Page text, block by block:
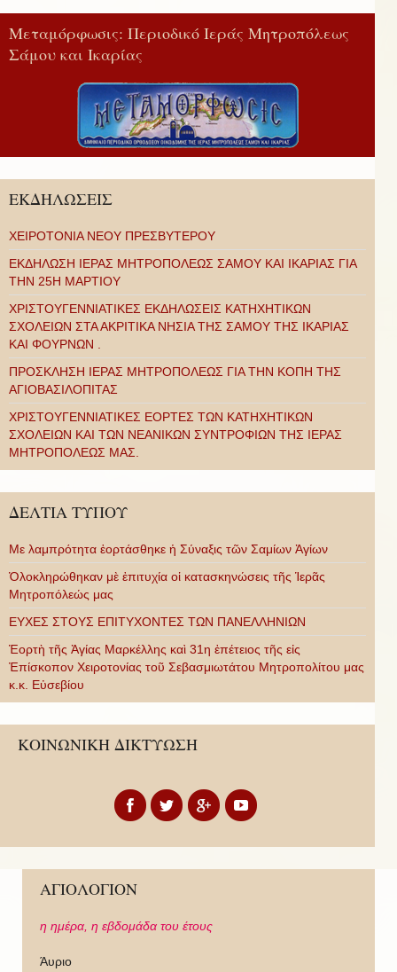
Μεταμόρφωσις: Περιοδικό Ιεράς Μητροπόλεως
Σάμου και Ικαρίας
ΕΚΔΗΛΩΣΕΙΣ
ΧΕΙΡΟΤΟΝΙΑ ΝΕΟΥ ΠΡΕΣΒΥΤΕΡΟΥ
ΕΚΔΗΛΩΣΗ ΙΕΡΑΣ ΜΗΤΡΟΠΟΛΕΩΣ ΣΑΜΟΥ ΚΑΙ ΙΚΑΡΙΑΣ ΓΙΑ
ΤΗΝ 25Η ΜΑΡΤΙΟΥ
ΧΡΙΣΤΟΥΓΕΝΝΙΑΤΙΚΕΣ ΕΚΔΗΛΩΣΕΙΣ ΚΑΤΗΧΗΤΙΚΩΝ
ΣΧΟΛΕΙΩΝ ΣΤΑ ΑΚΡΙΤΙΚΑ ΝΗΣΙΑ ΤΗΣ ΣΑΜΟΥ ΤΗΣ ΙΚΑΡΙΑΣ
ΚΑΙ ΦΟΥΡΝΩΝ .
ΠΡΟΣΚΛΗΣΗ ΙΕΡΑΣ ΜΗΤΡΟΠΟΛΕΩΣ ΓΙΑ ΤΗΝ ΚΟΠΗ ΤΗΣ
ΑΓΙΟΒΑΣΙΛΟΠΙΤΑΣ
ΧΡΙΣΤΟΥΓΕΝΝΙΑΤΙΚΕΣ ΕΟΡΤΕΣ ΤΩΝ ΚΑΤΗΧΗΤΙΚΩΝ
ΣΧΟΛΕΙΩΝ ΚΑΙ ΤΩΝ ΝΕΑΝΙΚΩΝ ΣΥΝΤΡΟΦΙΩΝ ΤΗΣ ΙΕΡΑΣ
ΜΗΤΡΟΠΟΛΕΩΣ ΜΑΣ.
ΔΕΛΤΙΑ ΤΥΠΟΥ
Με λαμπρότητα ἑορτάσθηκε ἡ Σύναξις τῶν Σαμίων Ἁγίων
Ὁλοκληρώθηκαν μὲ ἐπιτυχία οἱ κατασκηνώσεις τῆς Ἱερᾶς
Μητροπόλεώς μας
ΕΥΧΕΣ ΣΤΟΥΣ ΕΠΙΤΥΧΟΝΤΕΣ ΤΩΝ ΠΑΝΕΛΛΗΝΙΩΝ
Ἑορτὴ τῆς Ἁγίας Μαρκέλλης καὶ 31η ἐπέτειος τῆς εἰς
Ἐπίσκοπον Χειροτονίας τοῦ Σεβασμιωτάτου Μητροπολίτου μας
κ.κ. Εὐσεβίου
ΚΟΙΝΩΝΙΚΗ ΔΙΚΤΥΩΣΗ
ΑΓΙΟΛΟΓΙΟΝ
η ημέρα, η εβδομάδα του έτους
Άυριο